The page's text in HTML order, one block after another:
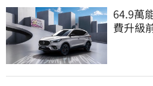
64.9萬
費升級